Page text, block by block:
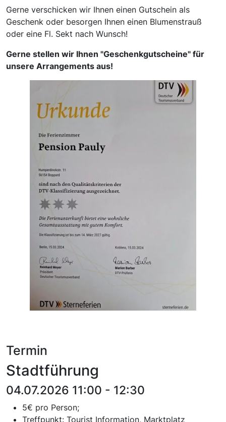
Gerne verschicken wir Ihnen einen Gutschein als
Geschenk oder besorgen Ihnen einen Blumenstrauß
oder eine Fl. Sekt nach Wunsch!
Gerne stellen wir Ihnen "Geschenkgutscheine" für
unsere Arrangements aus!
Termin
Stadtführung
04.07.2026 11:00 - 12:30
5€ pro Person;
Treffpunkt: Tourist Information, Marktplatz